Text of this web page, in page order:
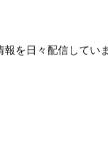
報を日々配信してい